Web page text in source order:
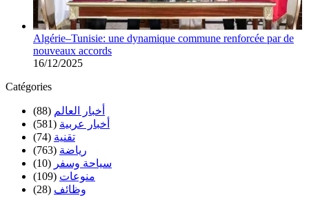
Algérie–Tunisie: une dynamique commune renforcée par de
nouveaux accords
16/12/2025
Catégories
أخبار العالم (88)
أخبار عربية (581)
تقنية (74)
رياضة (763)
سياحة وسفر (10)
منوعات (109)
وظائف (28)